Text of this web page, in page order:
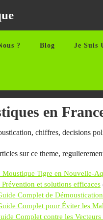
? Blog Je Suis
en
chiffres, decisions
sur ce theme,
Tigre en Nouvelle-
et solutions efficaces
Complet de Démoustication
Complet pour Éviter les
Complet contre les